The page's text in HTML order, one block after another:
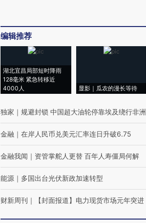
编辑推荐
湖北宜昌局部短时降雨
128毫米 紧急转移近
4000人
显影｜瓜农的漫长等待
独家 ｜ 规避封锁 中国超大油轮停靠埃及绕行非洲
金融 ｜ 在岸人民币兑美元汇率连日升破6.75
金融我闻 ｜ 资管掌舵人更替 百年人寿僵局何解
能源 ｜ 多国出台光伏新政加速转型
财新周刊 ｜ 【封面报道】电力现货市场元年突进